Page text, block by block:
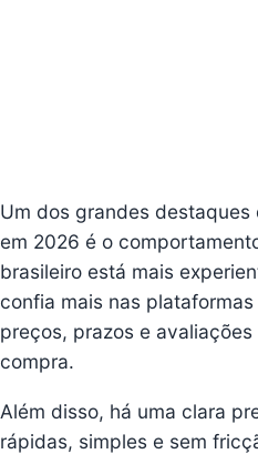
Um dos grandes
em 2026 é o
brasileiro está mais
confia mais nas
preços, prazos e
compra.
Além disso, há uma clara
rápidas, simples e sem